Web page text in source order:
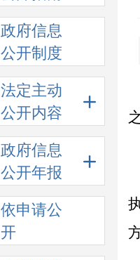
政府信息
公开制度
法定主动
公开内容
政府信息
公开年报
依申请公
开